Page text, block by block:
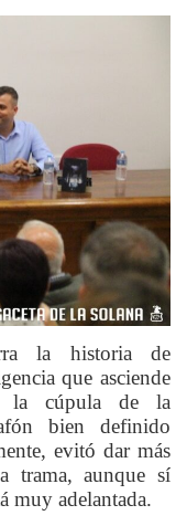
la historia de
que asciende
la cúpula de la
bien definido
evitó dar más
trama, aunque sí
muy adelantada.